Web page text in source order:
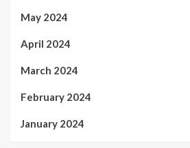
May 2024
April 2024
March 2024
February 2024
January 2024